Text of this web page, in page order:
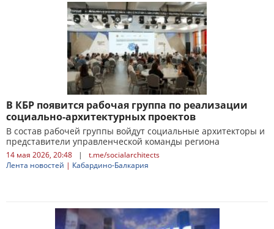
В КБР появится рабочая группа по реализации
социально-архитектурных проектов
В состав рабочей группы войдут социальные архитекторы и
представители управленческой команды региона
14 мая 2026, 20:48 |
t.me/socialarchitects
Лента новостей | Кабардино-Балкария